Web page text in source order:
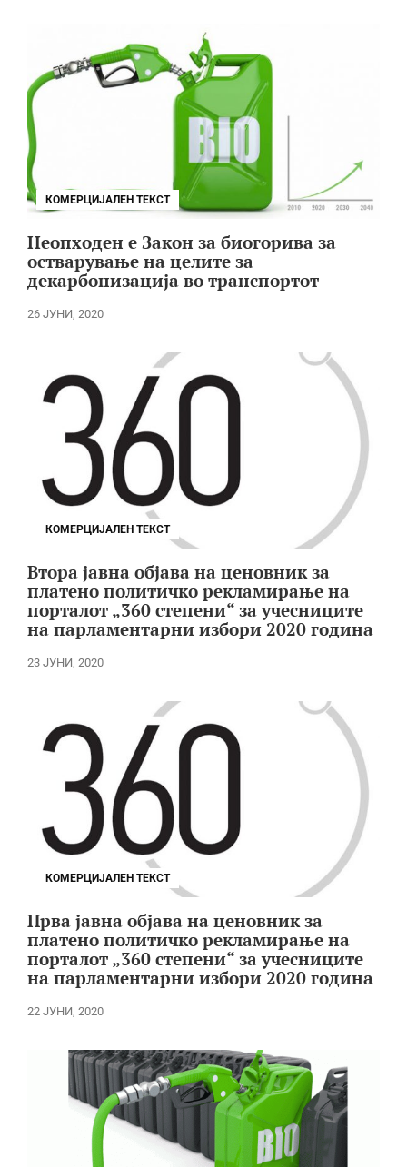
КОМЕРЦИЈАЛЕН ТЕКСТ
Неопходен е Закон за биогорива за
остварување на целите за
декарбонизација во транспортот
26 ЈУНИ, 2020
КОМЕРЦИЈАЛЕН ТЕКСТ
Втора јавна објава на ценовник за
платено политичко рекламирање на
порталот „360 степени“ за учесниците
на парламентарни избори 2020 година
23 ЈУНИ, 2020
КОМЕРЦИЈАЛЕН ТЕКСТ
Прва јавна објава на ценовник за
платено политичко рекламирање на
порталот „360 степени“ за учесниците
на парламентарни избори 2020 година
22 ЈУНИ, 2020